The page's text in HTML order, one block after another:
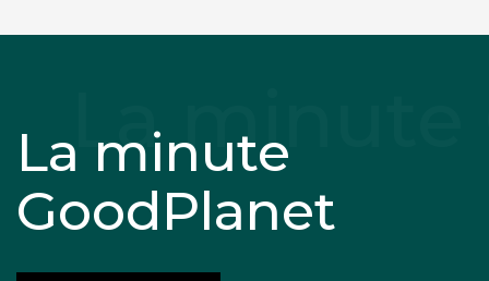
La minute
GoodPlanet